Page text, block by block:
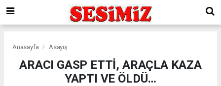
Anasayfa Asayiş
ARACI GASP ETTİ, ARAÇLA KAZA
YAPTI VE ÖLDÜ…